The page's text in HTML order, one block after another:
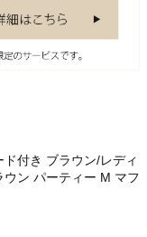
付き ブラウン/レディ
ン パーティー M マフ